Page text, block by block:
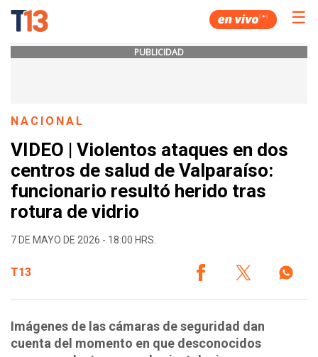
☰
PUBLICIDAD
NACIONAL
VIDEO | Violentos ataques en dos
centros de salud de Valparaíso:
funcionario resultó herido tras
rotura de vidrio
7 DE MAYO DE 2026 - 18:00 HRS.
T13
Imágenes de las cámaras de seguridad dan
cuenta del momento en que desconocidos